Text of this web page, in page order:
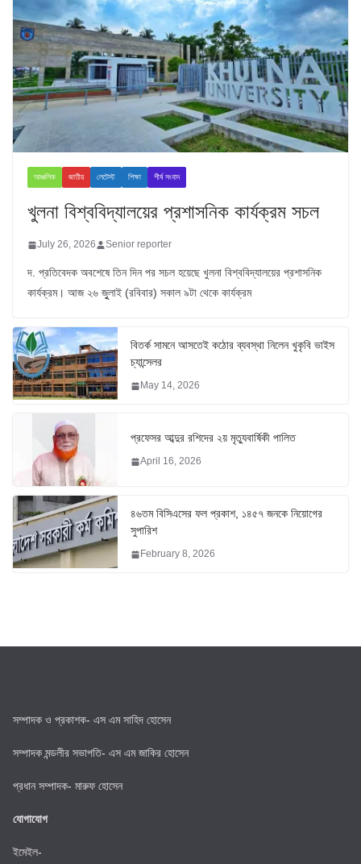
আঞ্চলিক জাতীয় লেটেস্ট শিক্ষা শীর্ষ সংবাদ
খুলনা বিশ্ববিদ্যালয়ের প্রশাসনিক কার্যক্রম সচল
July 26, 2026 Senior reporter
দ. প্রতিবেদক অবশেষে তিন দিন পর সচল হয়েছে খুলনা বিশ্ববিদ্যালয়ের প্রশাসনিক
কার্যক্রম। আজ ২৬ জুুলাই (রবিবার) সকাল ৯টা থেকে কার্যক্রম
বিতর্ক সামনে আসতেই কঠোর ব্যবস্থা নিলেন খুকৃবি ভাইস
চ্যান্সেলর
May 14, 2026
প্রফেসর আব্দুর রশিদের ২য় মৃত্যুবার্ষিকী পালিত
April 16, 2026
৪৬তম বিসিএসের ফল প্রকাশ, ১৪৫৭ জনকে নিয়োগের
সুপারিশ
February 8, 2026
সম্পাদক ও প্রকাশক- এস এম সাহিদ হোসেন
সম্পাদক মন্ডলীর সভাপতি- এস এম জাকির হোসেন
প্রধান সম্পাদক- মারুফ হোসেন
যোগাযোগ
ইমেইল-